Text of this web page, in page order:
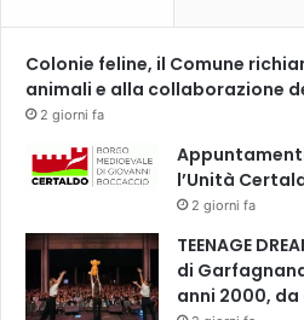
Colonie feline, il Comune
animali e alla collaborazione
2 giorni fa
l’Unità
2 giorni fa
TEENAGE
di
anni 2000,